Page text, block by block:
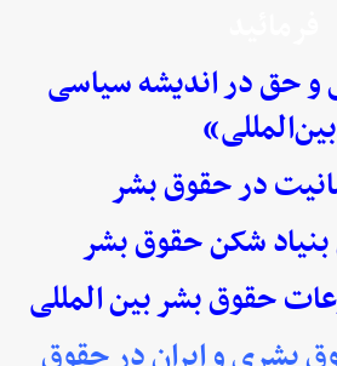
و حق در اندیشه سیاسی
بین‌المللی»
در حقوق بشر
شکن حقوق بشر
حقوق بشر بین المللی